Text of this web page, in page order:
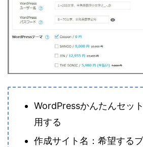
WordPressかんたんセッ
用する
作成サイト名：希望する